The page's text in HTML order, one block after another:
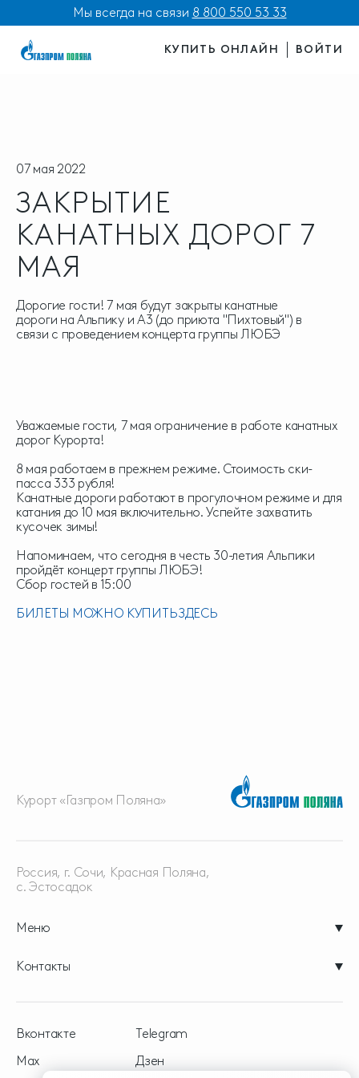
Мы всегда на связи 8 800 550 53 33
КУПИТЬ ОНЛАЙН ВОЙТИ
07 мая 2022
ЗАКРЫТИЕ
КАНАТНЫХ ДОРОГ 7
МАЯ
Дорогие гости! 7 мая будут закрыты канатные
дороги на Альпику и А3 (до приюта "Пихтовый") в
связи с проведением концерта группы ЛЮБЭ
Уважаемые гости, 7 мая ограничение в работе канатных
дорог Курорта!
8 мая работаем в прежнем режиме. Стоимость ски-
пасса 333 рубля!
Канатные дороги работают в прогулочном режиме и для
катания до 10 мая включительно. Успейте захватить
кусочек зимы!
Напоминаем, что сегодня в честь 30-летия Альпики
пройдёт концерт группы ЛЮБЭ!
Сбор гостей в 15:00
БИЛЕТЫ МОЖНО КУПИТЬ ЗДЕСЬ
Курорт «Газпром Поляна»
Меню
Россия, г. Сочи, Красная Поляна,
с. Эстосадок
Контакты
Вконтакте
Telegram
Max
Дзен